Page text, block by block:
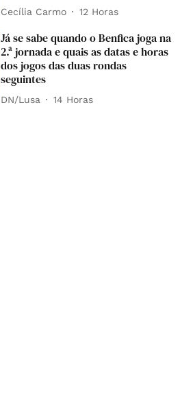
Cecília Carmo 12 Horas
Já se sabe quando o Benfica joga na
2.ª jornada e quais as datas e horas
dos jogos das duas rondas
seguintes
DN/Lusa 14 Horas